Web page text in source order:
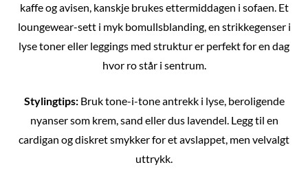
kaffe og avisen, kanskje brukes ettermiddagen i sofaen. Et
loungewear-sett i myk bomullsblanding, en strikkegenser i
lyse toner eller leggings med struktur er perfekt for en dag
hvor ro står i sentrum.
Stylingtips:Bruk tone-i-tone antrekk i lyse, beroligende
nyanser som krem, sand eller dus lavendel. Legg til en
cardigan og diskret smykker for et avslappet, men velvalgt
uttrykk.